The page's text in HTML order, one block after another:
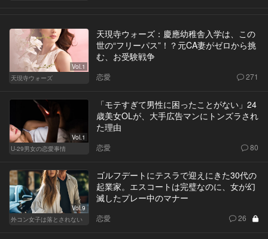
Vol.1
天現寺ウォーズ
天現寺ウォーズ：慶應幼稚舎入学は、この
世の“フリーパス”！？元CA妻がゼロから挑
む、お受験戦争
恋愛 271
Vol.1
U-29男女の恋愛事情
「モテすぎて男性に困ったことがない」24
歳美女OLが、大手広告マンにトンズラされ
た理由
恋愛 80
Vol.9
外コン女子は落とされない
ゴルフデートにテスラで迎えにきた30代の
起業家。エスコートは完璧なのに、女が幻
滅したプレー中のマナー
恋愛 26